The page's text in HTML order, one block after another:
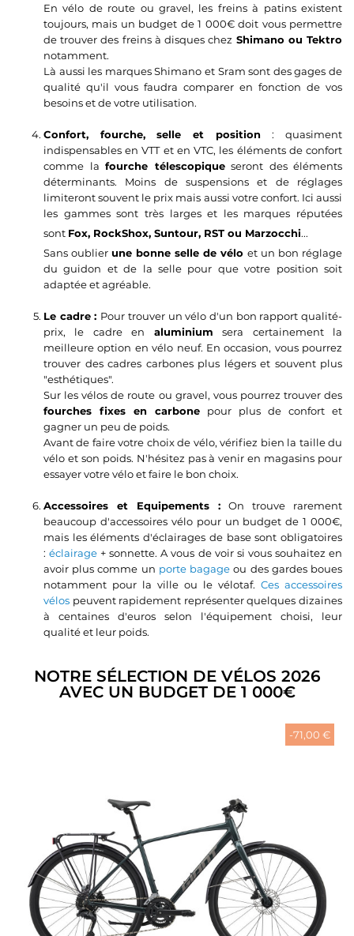
En vélo de route ou gravel, les freins à patins existent
toujours, mais un budget de 1 000€ doit vous permettre
de trouver des freins à disques chez Shimano ou Tektro
notamment.
Là aussi les marques Shimano et Sram sont des gages de
qualité qu'il vous faudra comparer en fonction de vos
besoins et de votre utilisation.
Confort, fourche, selle et position: quasiment
indispensables en VTT et en VTC, les éléments de confort
comme la fourche télescopiqueseront des éléments
déterminants. Moins de suspensions et de réglages
limiteront souvent le prix mais aussi votre confort. Ici aussi
les gammes sont très larges et les marques réputées
sont Fox, RockShox, Suntour, RST ou Marzocchi...
Sans oublier une bonne selle de vélo et un bon réglage
du guidon et de la selle pour que votre position soit
adaptée et agréable.
Le cadre : Pour trouver un vélo d'un bon rapport qualité-
prix, le cadre en aluminium sera certainement la
meilleure option en vélo neuf. En occasion, vous pourrez
trouver des cadres carbones plus légers et souvent plus
"esthétiques".
Sur les vélos de route ou gravel, vous pourrez trouver des
fourches fixes en carbone pour plus de confort et
gagner un peu de poids.
Avant de faire votre choix de vélo, vérifiez bien la taille du
vélo et son poids. N'hésitez pas à venir en magasins pour
essayer votre vélo et faire le bon choix.
Accessoires et Equipements :On trouve rarement
beaucoup d'accessoires vélo pour un budget de 1 000€,
mais les éléments d'éclairages de base sont obligatoires
:éclairage + sonnette. A vous de voir si vous souhaitez en
avoir plus comme un porte bagage ou des gardes boues
notamment pour la ville ou le vélotaf. Ces accessoires
vélos peuvent rapidement représenter quelques dizaines
à centaines d'euros selon l'équipement choisi, leur
qualité et leur poids.
NOTRE SÉLECTION DE VÉLOS 2026
AVEC UN BUDGET DE 1 000€
-71,00 €